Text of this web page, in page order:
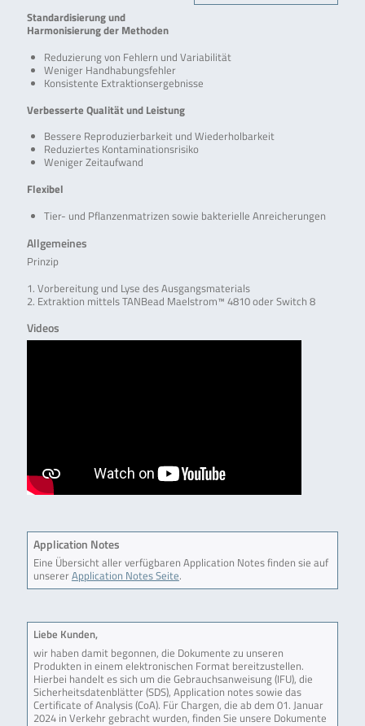
Standardisierung und
Harmonisierung der Methoden
Reduzierung von Fehlern und Variabilität
Weniger Handhabungsfehler
Konsistente Extraktionsergebnisse
Verbesserte Qualität und Leistung
Bessere Reproduzierbarkeit und Wiederholbarkeit
Reduziertes Kontaminationsrisiko
Weniger Zeitaufwand
Flexibel
Tier- und Pflanzenmatrizen sowie bakterielle Anreicherungen
Allgemeines
Prinzip
1. Vorbereitung und Lyse des Ausgangsmaterials
2. Extraktion mittels TANBead Maelstrom™ 4810 oder Switch 8
Videos
Application Notes
Eine Übersicht aller verfügbaren Application Notes finden sie auf
unsererApplication Notes Seite.
Liebe Kunden,
wir haben damit begonnen, die Dokumente zu unseren
Produkten in einem elektronischen Format bereitzustellen.
Hierbei handelt es sich um die Gebrauchsanweisung (IFU), die
Sicherheitsdatenblätter (SDS), Application notes sowie das
Certificate of Analysis (CoA). Für Chargen, die ab dem 01. Januar
2024 in Verkehr gebracht wurden, finden Sie unsere Dokumente